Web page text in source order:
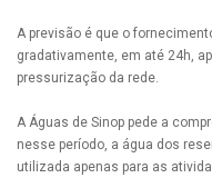
A previsão é que o
gradativamente, em até 24h,
pressurização da rede.
A Águas de Sinop pede a
nesse período, a água dos
utilizada apenas para as